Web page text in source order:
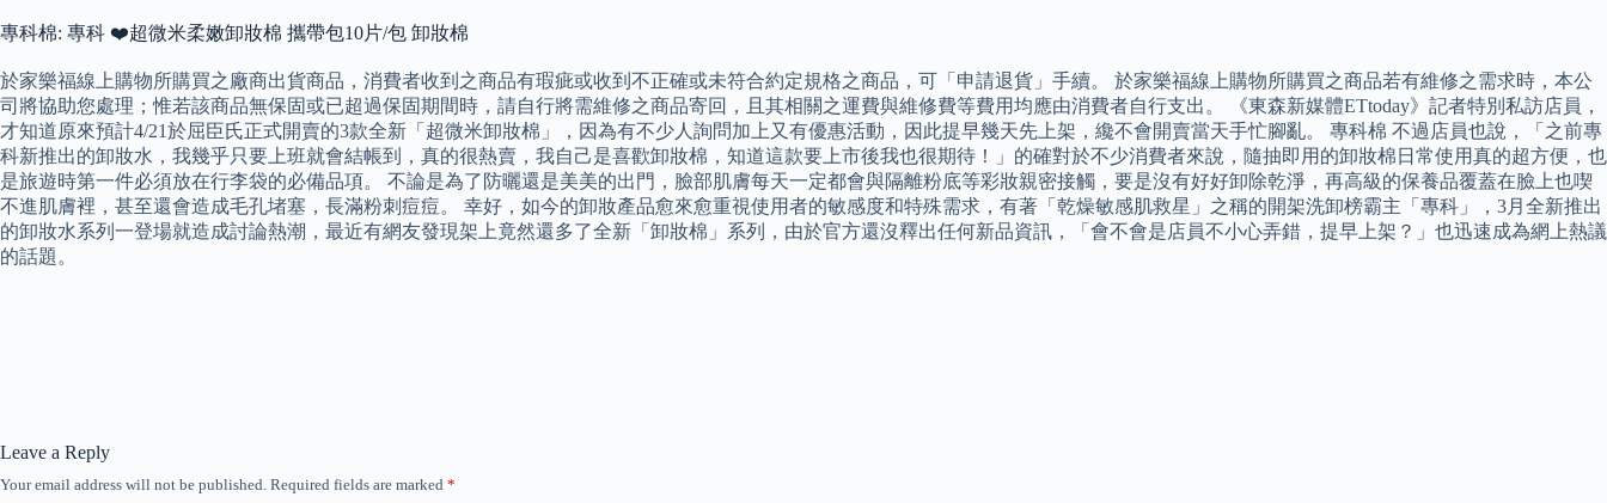
專科棉: 專科 ❤️超微米柔嫩卸妝棉 攜帶包10片/包 卸妝棉
於家樂福線上購物所購買之廠商出貨商品，消費者收到之商品有瑕疵或收到不正確或未符合約定規格之商品，可「申請退貨」手續。 於家樂福線上購物所購買之商品若有維修之需求時，本公
司將協助您處理；惟若該商品無保固或已超過保固期間時，請自行將需維修之商品寄回，且其相關之運費與維修費等費用均應由消費者自行支出。 《東森新媒體ETtoday》記者特別私訪店員，
才知道原來預計4/21於屈臣氏正式開賣的3款全新「超微米卸妝棉」，因為有不少人詢問加上又有優惠活動，因此提早幾天先上架，纔不會開賣當天手忙腳亂。 專科棉 不過店員也說，「之前專
科新推出的卸妝水，我幾乎只要上班就會結帳到，真的很熱賣，我自己是喜歡卸妝棉，知道這款要上市後我也很期待！」的確對於不少消費者來說，隨抽即用的卸妝棉日常使用真的超方便，也
是旅遊時第一件必須放在行李袋的必備品項。 不論是為了防曬還是美美的出門，臉部肌膚每天一定都會與隔離粉底等彩妝親密接觸，要是沒有好好卸除乾淨，再高級的保養品覆蓋在臉上也喫
不進肌膚裡，甚至還會造成毛孔堵塞，長滿粉刺痘痘。 幸好，如今的卸妝產品愈來愈重視使用者的敏感度和特殊需求，有著「乾燥敏感肌救星」之稱的開架洗卸榜霸主「專科」，3月全新推出
的卸妝水系列一登場就造成討論熱潮，最近有網友發現架上竟然還多了全新「卸妝棉」系列，由於官方還沒釋出任何新品資訊，「會不會是店員不小心弄錯，提早上架？」也迅速成為網上熱議
的話題。
Leave a Reply
Your email address will not be published. Required fields are marked *